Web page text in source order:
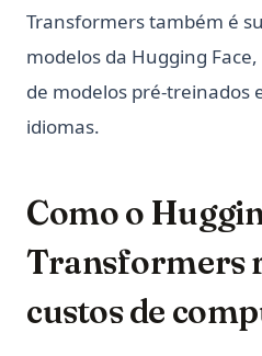
Transformers também é
modelos da Hugging
de modelos pré-treinados
idiomas.
Como o
Transformers
custos de